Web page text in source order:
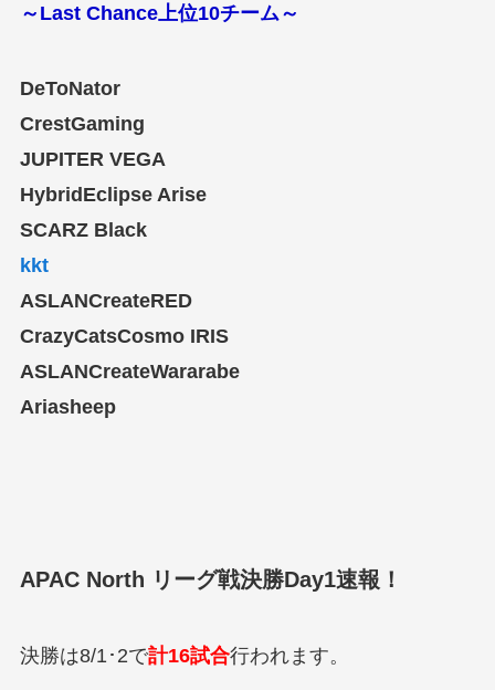
～Last Chance上位10チーム～
DeToNator
CrestGaming
JUPITER VEGA
HybridEclipse Arise
SCARZ Black
kkt
ASLANCreateRED
CrazyCatsCosmo IRIS
ASLANCreateWararabe
Ariasheep
APAC North リーグ戦決勝Day1速報！
決勝は8/1･2で計16試合行われます。